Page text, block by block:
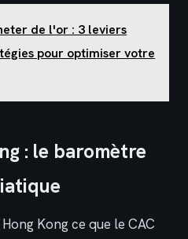
de l'or : 3 leviers
pour optimiser votre
: le baromètre
Kong ce que le CAC